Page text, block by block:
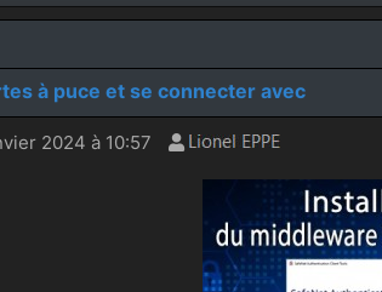
à puce et se connecter avec
2024 à 10:57